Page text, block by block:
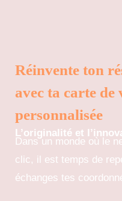
Réinvente ton
avec ta carte
personnalisée
L’originalité et
Dans un monde où le
clic, il est temps de
échanges tes